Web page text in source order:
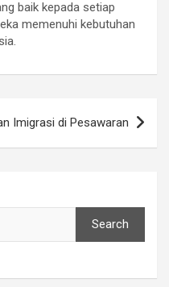
baik kepada setiap
memenuhi kebutuhan
Imigrasi di Pesawaran
Search